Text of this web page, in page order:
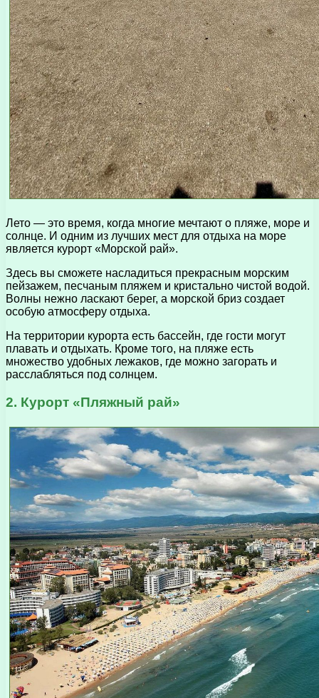
Лето — это время, когда многие мечтают о пляже, море и
солнце. И одним из лучших мест для отдыха на море
является курорт «Морской рай».
Здесь вы сможете насладиться прекрасным морским
пейзажем, песчаным пляжем и кристально чистой водой.
Волны нежно ласкают берег, а морской бриз создает
особую атмосферу отдыха.
На территории курорта есть бассейн, где гости могут
плавать и отдыхать. Кроме того, на пляже есть
множество удобных лежаков, где можно загорать и
расслабляться под солнцем.
2. Курорт «Пляжный рай»